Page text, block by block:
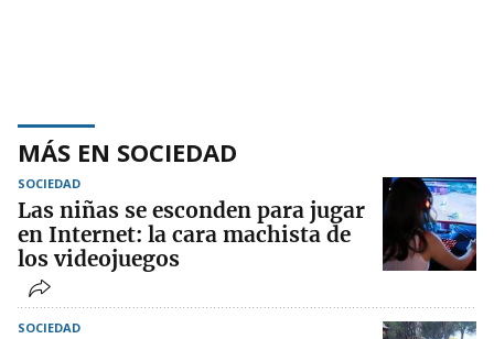
MÁS EN SOCIEDAD
SOCIEDAD
Las niñas se esconden para jugar
en Internet: la cara machista de
los videojuegos
SOCIEDAD